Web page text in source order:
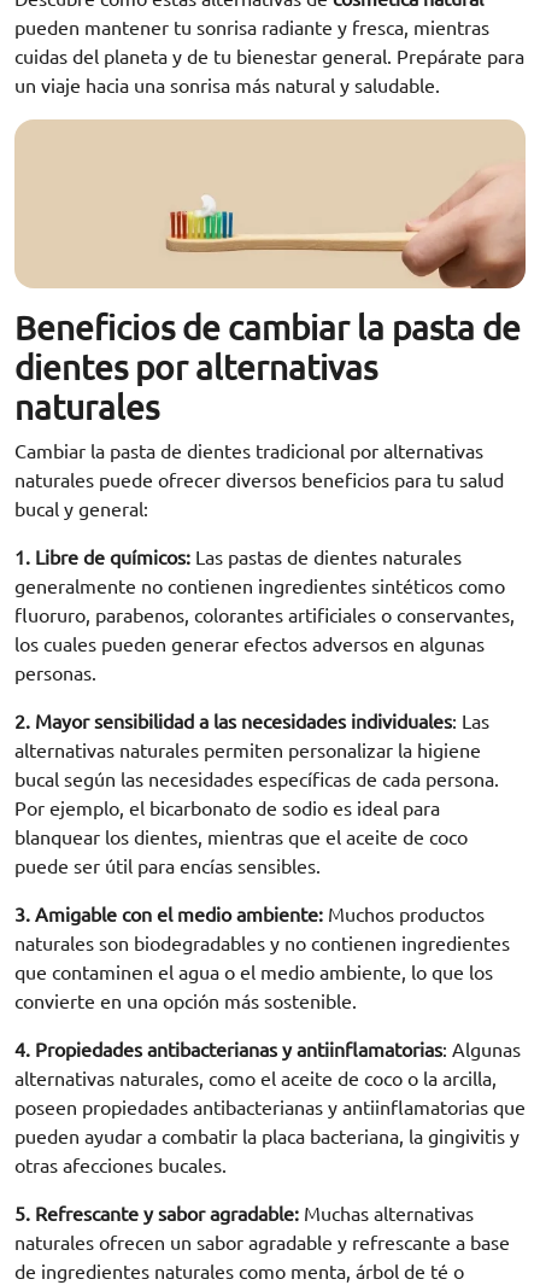
pueden mantener tu sonrisa radiante y fresca, mientras
cuidas del planeta y de tu bienestar general. Prepárate para
un viaje hacia una sonrisa más natural y saludable.
Beneficios de cambiar la pasta de
dientes por alternativas
naturales
Cambiar la pasta de dientes tradicional por alternativas
naturales puede ofrecer diversos beneficios para tu salud
bucal y general:
1. Libre de químicos: Las pastas de dientes naturales
generalmente no contienen ingredientes sintéticos como
fluoruro, parabenos, colorantes artificiales o conservantes,
los cuales pueden generar efectos adversos en algunas
personas.
2. Mayor sensibilidad a las necesidades individuales: Las
alternativas naturales permiten personalizar la higiene
bucal según las necesidades específicas de cada persona.
Por ejemplo, el bicarbonato de sodio es ideal para
blanquear los dientes, mientras que el aceite de coco
puede ser útil para encías sensibles.
3. Amigable con el medio ambiente: Muchos productos
naturales son biodegradables y no contienen ingredientes
que contaminen el agua o el medio ambiente, lo que los
convierte en una opción más sostenible.
4. Propiedades antibacterianas y antiinflamatorias: Algunas
alternativas naturales, como el aceite de coco o la arcilla,
poseen propiedades antibacterianas y antiinflamatorias que
pueden ayudar a combatir la placa bacteriana, la gingivitis y
otras afecciones bucales.
5. Refrescante y sabor agradable: Muchas alternativas
naturales ofrecen un sabor agradable y refrescante a base
de ingredientes naturales como menta, árbol de té o